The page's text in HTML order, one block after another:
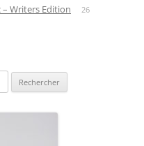
Writers Edition
26